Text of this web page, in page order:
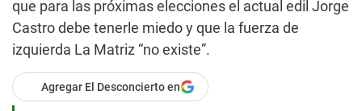
que para las próximas elecciones el actual edil Jorge
Castro debe tenerle miedo y que la fuerza de
izquierda La Matriz “no existe”.
Agregar El Desconcierto en